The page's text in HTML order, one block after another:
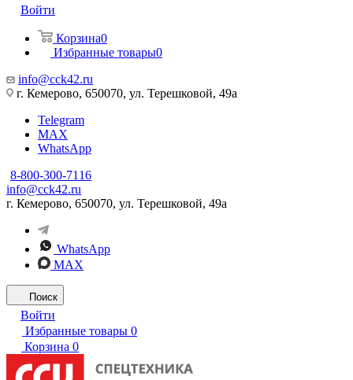
Войти
Корзина0
Избранные товары0
info@cck42.ru
г. Кемерово, 650070, ул. Терешковой, 49а
Telegram
MAX
WhatsApp
8-800-300-7116
info@cck42.ru
г. Кемерово, 650070, ул. Терешковой, 49а
WhatsApp
MAX
Поиск
Войти
Избранные товары 0
Корзина 0